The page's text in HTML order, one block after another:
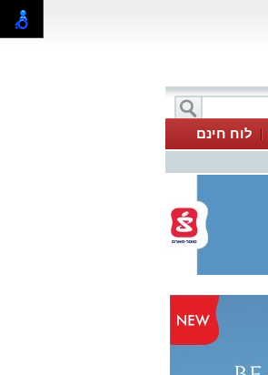
לוח חינם